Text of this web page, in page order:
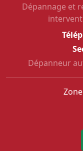
Dépannage et
Dépanneur